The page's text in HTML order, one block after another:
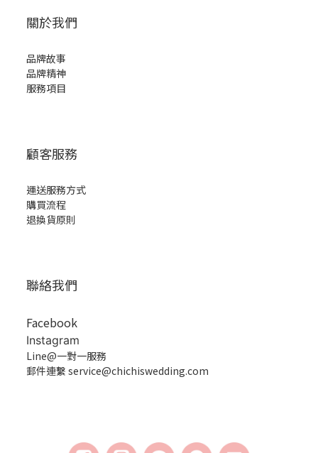
關於我們
品牌故事
品牌精神
服務項目
顧客服務
運送服務方式
購買流程
退換貨原則
聯絡我們
Facebook
Instagram
Line@一對一服務
郵件連繫 service@chichiswedding.com